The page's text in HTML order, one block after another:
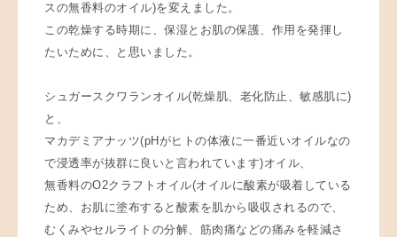
スの無香料のオイル)を変えました。
この乾燥する時期に、保湿とお肌の保護、作用を発揮し
たいために、と思いました。
シュガースクワランオイル(乾燥肌、老化防止、敏感肌に)
と、
マカデミアナッツ(pHがヒトの体液に一番近いオイルなの
で浸透率が抜群に良いと言われています)オイル、
無香料のO2クラフトオイル(オイルに酸素が吸着している
ため、お肌に塗布すると酸素を肌から吸収されるので、
むくみやセルライトの分解、筋肉痛などの痛みを軽減さ